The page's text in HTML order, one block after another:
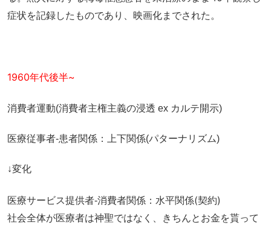
症状を記録したものであり、映画化までされた。
1960年代後半~
消費者運動(消費者主権主義の浸透 ex カルテ開示)
医療従事者-患者関係：上下関係(パターナリズム)
↓変化
医療サービス提供者-消費者関係： 水平関係(契約)
社会全体が医療者は神聖ではなく、きちんとお金を貰って